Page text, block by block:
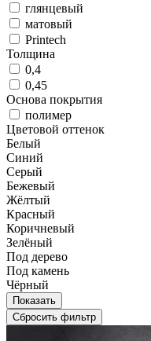
глянцевый
матовый
Printech
Толщина
0,4
0,45
Основа покрытия
полимер
Цветовой оттенок
Цветовой
оттенок
Белый
Синий
Серый
Бежевый
Жёлтый
Красный
Коричневый
Зелёный
Под дерево
Под камень
Чёрный